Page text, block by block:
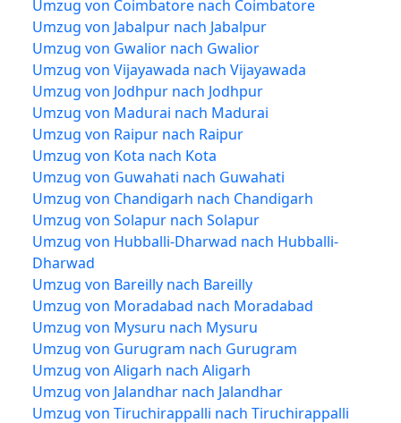
Umzug von Coimbatore nach Coimbatore
Umzug von Jabalpur nach Jabalpur
Umzug von Gwalior nach Gwalior
Umzug von Vijayawada nach Vijayawada
Umzug von Jodhpur nach Jodhpur
Umzug von Madurai nach Madurai
Umzug von Raipur nach Raipur
Umzug von Kota nach Kota
Umzug von Guwahati nach Guwahati
Umzug von Chandigarh nach Chandigarh
Umzug von Solapur nach Solapur
Umzug von Hubballi-Dharwad nach Hubballi-
Dharwad
Umzug von Bareilly nach Bareilly
Umzug von Moradabad nach Moradabad
Umzug von Mysuru nach Mysuru
Umzug von Gurugram nach Gurugram
Umzug von Aligarh nach Aligarh
Umzug von Jalandhar nach Jalandhar
Umzug von Tiruchirappalli nach Tiruchirappalli